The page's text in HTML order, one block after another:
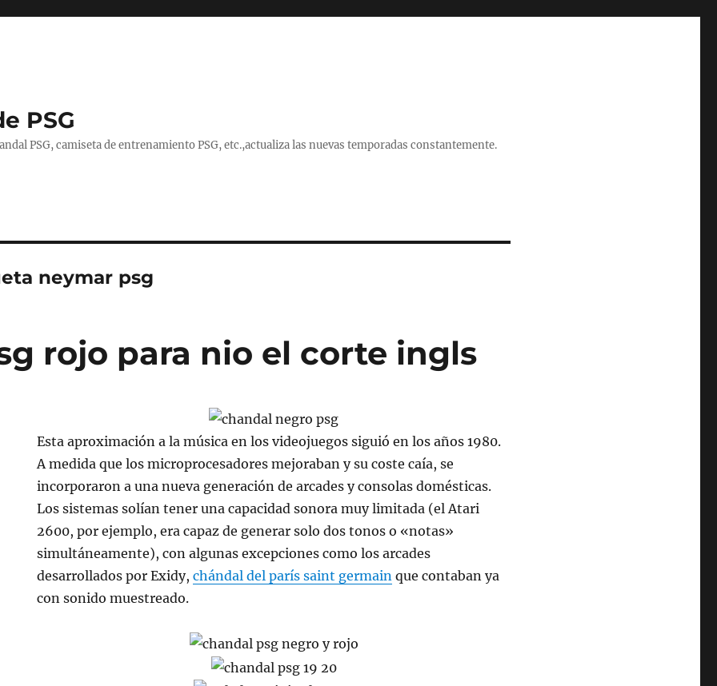
PSG
PSG, camiseta de entrenamiento PSG, etc.,actualiza las nuevas temporadas constantemente.
neymar psg
rojo para nio el corte ingls
Esta aproximación a la música en los videojuegos siguió en los años 1980.
A medida que los microprocesadores mejoraban y su coste caía, se
incorporaron a una nueva generación de arcades y consolas domésticas.
Los sistemas solían tener una capacidad sonora muy limitada (el Atari
2600, por ejemplo, era capaz de generar solo dos tonos o «notas»
simultáneamente), con algunas excepciones como los arcades
desarrollados por Exidy,chándal del parís saint germain que contaban ya
con sonido muestreado.